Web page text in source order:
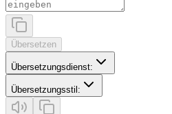
Übersetzen
Übersetzungsdienst:
Übersetzungsstil :